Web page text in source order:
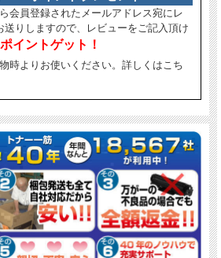
会員登録されたメールアドレス宛にレ
送りしますので、レビューをご記入頂け
イントゲット！
時よりお使いください。詳しくはこち